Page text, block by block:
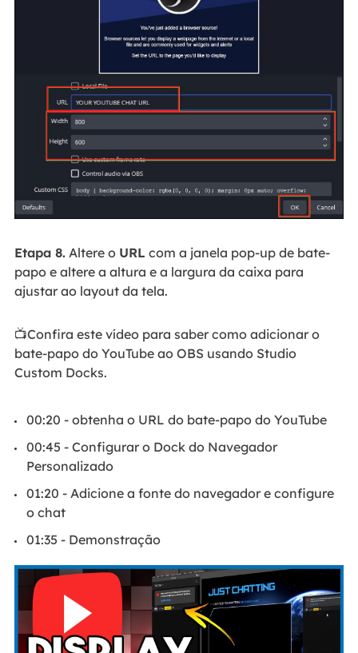
Etapa 8.Altere o URL com a janela pop-up de bate-
papo e altere a altura e a largura da caixa para
ajustar ao layout da tela.
📺Confira este vídeo para saber como adicionar o
bate-papo do YouTube ao OBS usando Studio
Custom Docks.
00:20 - obtenha o URL do bate-papo do YouTube
00:45 - Configurar o Dock do Navegador
Personalizado
01:20 - Adicione a fonte do navegador e configure
o chat
01:35 - Demonstração